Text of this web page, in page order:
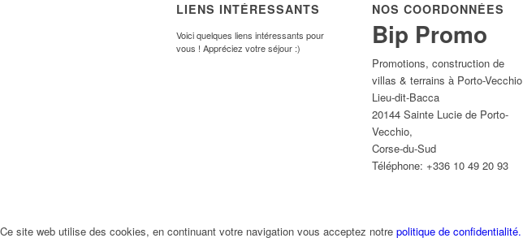
LIENS INTÉRESSANTS
Voici quelques liens intéressants pour
vous ! Appréciez votre séjour :)
NOS COORDONNÉES
Bip Promo
Promotions, construction de
villas & terrains à Porto-Vecchio
Lieu-dit-Bacca
20144 Sainte Lucie de Porto-
Vecchio,
Corse-du-Sud
Téléphone: +336 10 49 20 93
Ce site web utilise des cookies, en continuant votre navigation vous acceptez notre politique de confidentialité.